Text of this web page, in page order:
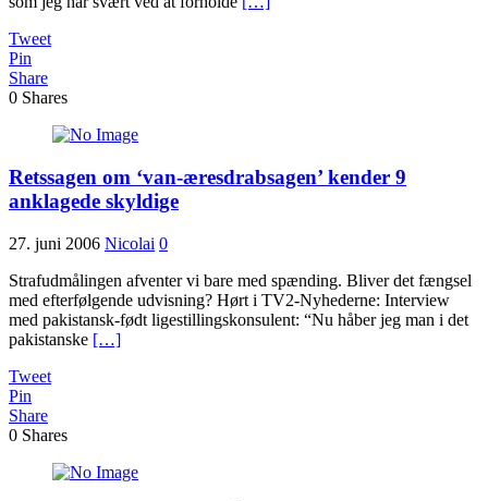
Tweet
Pin
Share
0 Shares
Retssagen om ‘van-æresdrabsagen’ kender 9
anklagede skyldige
27. juni 2006 Nicolai 0
Strafudmålingen afventer vi bare med spænding. Bliver det fængsel
med efterfølgende udvisning? Hørt i TV2-Nyhederne: Interview
med pakistansk-født ligestillingskonsulent: “Nu håber jeg man i det
pakistanske […]
Tweet
Pin
Share
0 Shares